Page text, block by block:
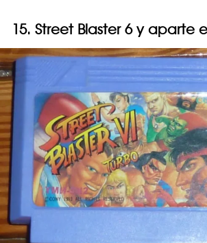
15. Street Blaster 6 y aparte